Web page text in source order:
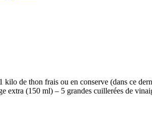
kilo de thon frais ou en conserve (dans ce
extra (150 ml) – 5 grandes cuillerées de